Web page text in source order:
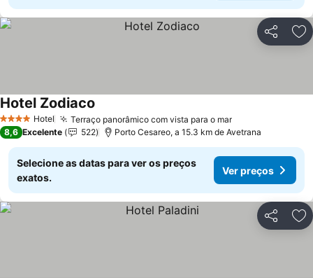
Partilhar
4 EstrelasHotel Terraço panorâmico com vista para o marVer preços
Hotel Zodiaco
8,6 Excelente 522 Porto Cesareo, a 15.3 km de Avetrana
Selecione as datas para ver os preços
exatos.
Ver preços
Partilhar